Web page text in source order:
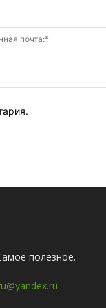
полезное.